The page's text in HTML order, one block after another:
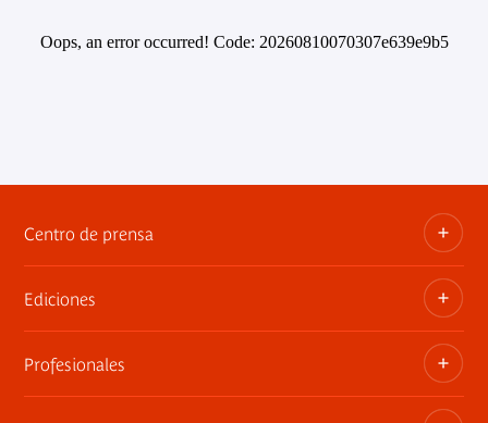
Oops, an error occurred! Code: 20260810070307e639e9b5
Centro de prensa
Dosieres, comunicados de prensa, anuncios de
exposiciones
Ediciones
Las publicaciones del museo
Profesionales